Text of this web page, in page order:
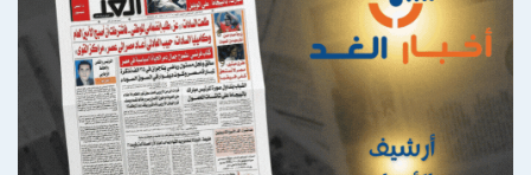
قرار شن الحرب والمسار الذي سلكته
التطورات اللاحقة فعلاً.
فقد راهنت الولايات المتحدة و “إسرائيل” على